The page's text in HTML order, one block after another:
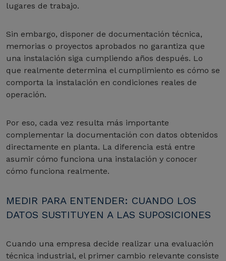
lugares de trabajo.
Sin embargo, disponer de documentación técnica,
memorias o proyectos aprobados no garantiza que
una instalación siga cumpliendo años después. Lo
que realmente determina el cumplimiento es cómo se
comporta la instalación en condiciones reales de
operación.
Por eso, cada vez resulta más importante
complementar la documentación con datos obtenidos
directamente en planta. La diferencia está entre
asumir cómo funciona una instalación y conocer
cómo funciona realmente.
MEDIR PARA ENTENDER: CUANDO LOS
DATOS SUSTITUYEN A LAS SUPOSICIONES
Cuando una empresa decide realizar una evaluación
técnica industrial, el primer cambio relevante consiste